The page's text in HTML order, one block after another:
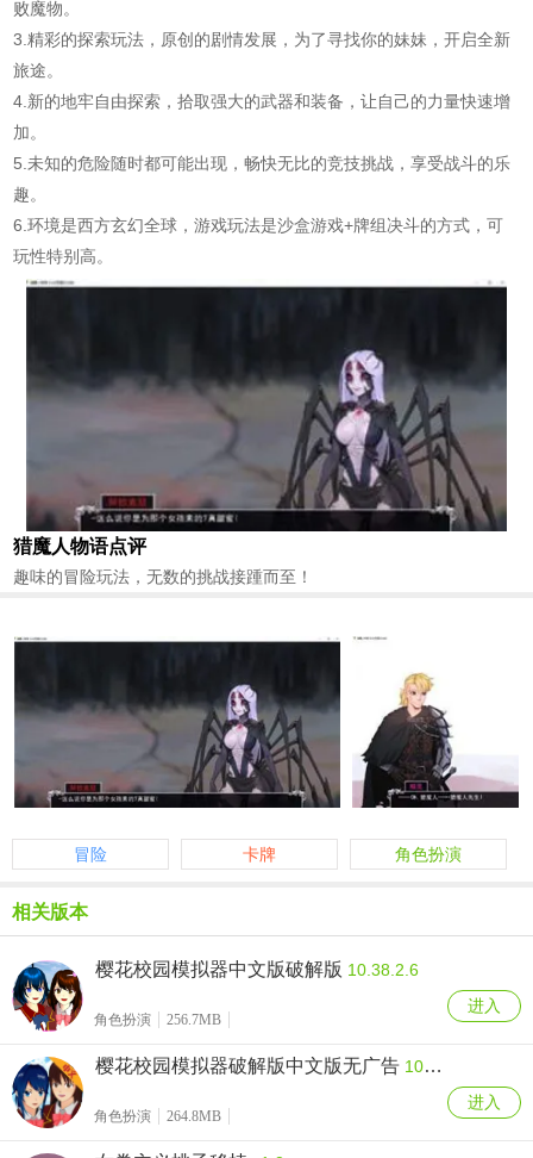
败魔物。
3.精彩的探索玩法，原创的剧情发展，为了寻找你的妹妹，开启全新
旅途。
4.新的地牢自由探索，拾取强大的武器和装备，让自己的力量快速增
加。
5.未知的危险随时都可能出现，畅快无比的竞技挑战，享受战斗的乐
趣。
6.环境是西方玄幻全球，游戏玩法是沙盒游戏+牌组决斗的方式，可
玩性特别高。
猎魔人物语点评
趣味的冒险玩法，无数的挑战接踵而至！
冒险 卡牌 角色扮演
相关版本
樱花校园模拟器中文版破解版 10.38.2.6
角色扮演 256.7MB
进入
樱花校园模拟器破解版中文版无广告 10.38.2.6
角色扮演 264.8MB
进入